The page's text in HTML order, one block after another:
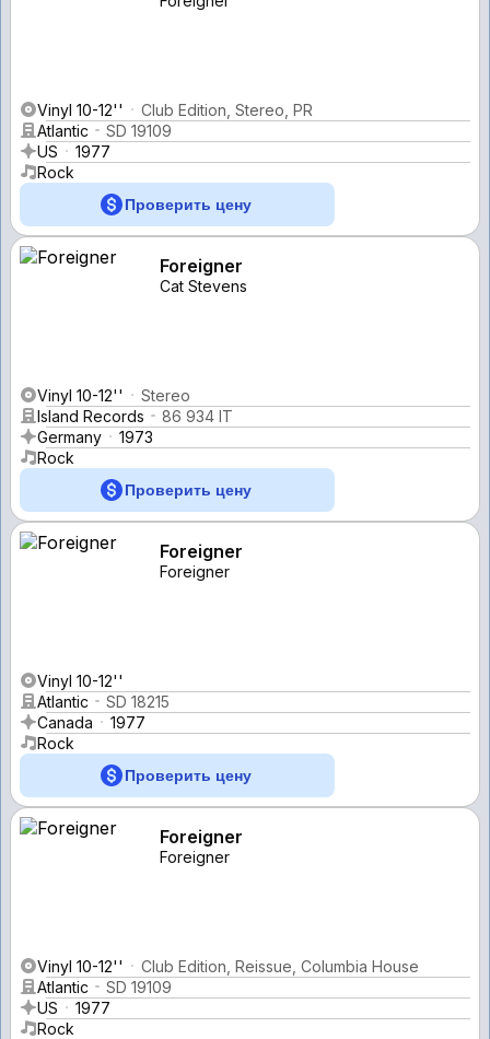
Vinyl 10-12''
Club Edition, Stereo, PR
Atlantic
SD 19109
US
1977
Rock
Проверить цену
Foreigner
Cat Stevens
Vinyl 10-12''
Stereo
Island Records
86 934 IT
Germany
1973
Rock
Проверить цену
Foreigner
Foreigner
Vinyl 10-12''
Atlantic
SD 18215
Canada
1977
Rock
Проверить цену
Foreigner
Foreigner
Vinyl 10-12''
Club Edition, Reissue, Columbia House
Atlantic
SD 19109
US
1977
Rock